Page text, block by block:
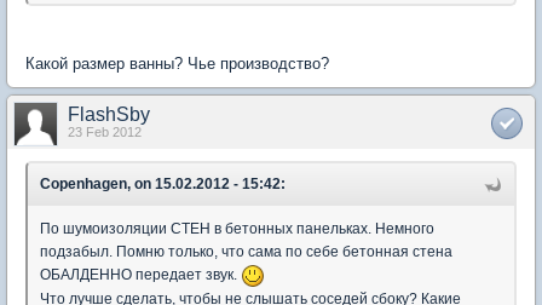
Какой размер ванны? Чье производство?
FlashSby
23 Feb 2012
Copenhagen, on 15.02.2012 - 15:42:
По шумоизоляции СТЕН в бетонных панельках. Немного
подзабыл. Помню только, что сама по себе бетонная стена
ОБАЛДЕННО передает звук.
Что лучше сделать, чтобы не слышать соседей сбоку? Какие